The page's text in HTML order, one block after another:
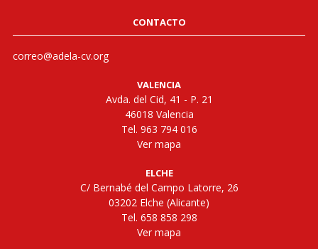
CONTACTO
correo@adela-cv.org
VALENCIA
Avda. del Cid, 41 - P. 21
46018 Valencia
Tel. 963 794 016
Ver mapa
ELCHE
C/ Bernabé del Campo Latorre, 26
03202 Elche (Alicante)
Tel. 658 858 298
Ver mapa